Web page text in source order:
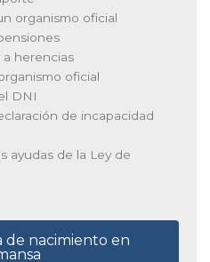
organismo oficial
herencias
oficial
DNI
de incapacidad
ayudas de la Ley de
de nacimiento en